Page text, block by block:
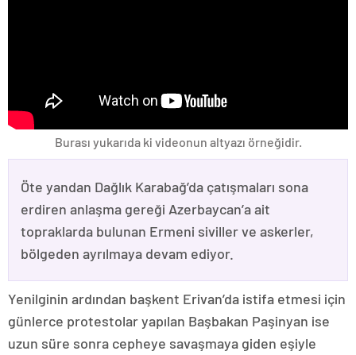
Burası yukarıda ki videonun altyazı örneğidir.
Öte yandan Dağlık Karabağ’da çatışmaları sona
erdiren anlaşma gereği Azerbaycan’a ait
topraklarda bulunan Ermeni siviller ve askerler,
bölgeden ayrılmaya devam ediyor.
Yenilginin ardından başkent Erivan’da istifa etmesi için
günlerce protestolar yapılan Başbakan Paşinyan ise
uzun süre sonra cepheye savaşmaya giden eşiyle